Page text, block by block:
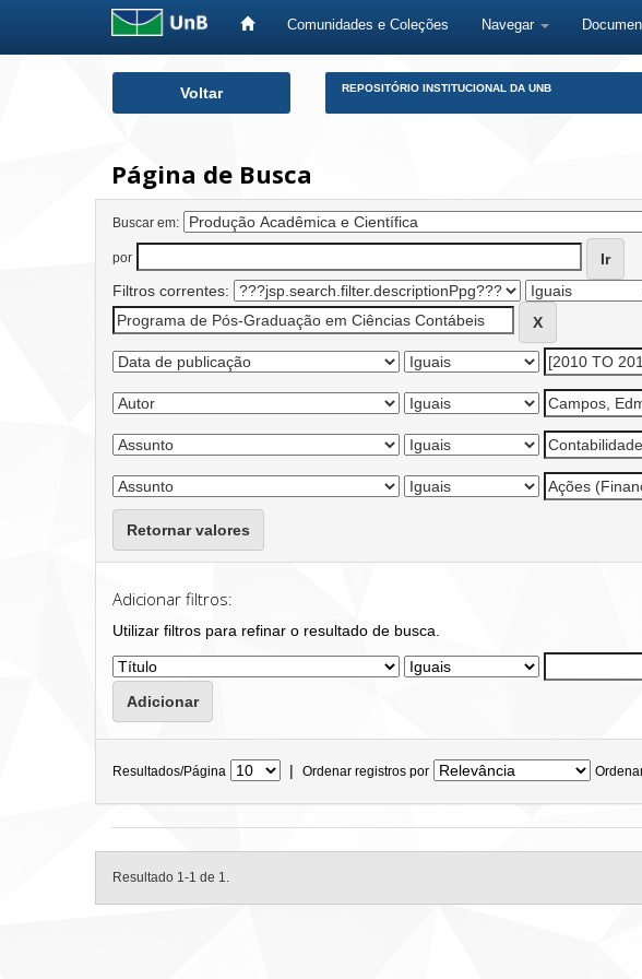
Comunidades e Coleções Navegar
Voltar REPOSITÓRIO INSTITUCIONAL DA UNB
Página de Busca
Buscar em:
por
Filtros correntes:
Retornar valores
Adicionar filtros:
Utilizar filtros para refinar o resultado de busca.
Resultados/Página | Ordenar registros por
Resultado 1-1 de 1.